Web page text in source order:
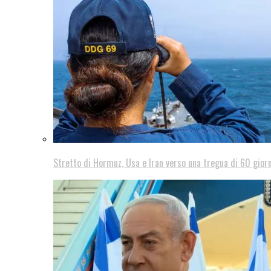
Stretto di Hormuz, Usa e Iran verso una tregua di 60